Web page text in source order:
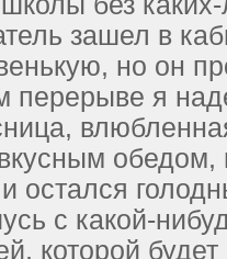
зашел в
но он
перерыве я
остался
с какой-
которой